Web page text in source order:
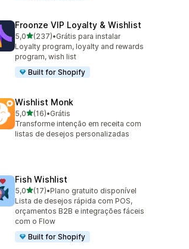
Froonze VIP Loyalty & Wishlist
5,0de 5 estrelas
(237)
237 avaliações ao todo
•Grátis para instalar
Loyalty program, loyalty and rewards
program, wish list
Built for Shopify
Wishlist Monk
5,0de 5 estrelas
(16)
16 avaliações ao todo
•Grátis
Transforme intenção em receita com
listas de desejos personalizadas
Fish Wishlist
5,0de 5 estrelas
(17)
17 avaliações ao todo
•Plano gratuito disponível
Lista de desejos rápida com POS,
orçamentos B2B e integrações fáceis
com o Flow
Built for Shopify